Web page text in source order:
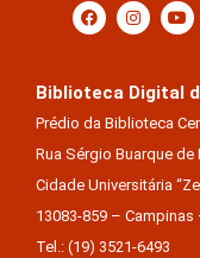
Biblioteca Digital
Prédio da Biblioteca
Rua Sérgio Buarque
Cidade Universitária
13083-859 – Campinas
Tel.: (19) 3521-6493